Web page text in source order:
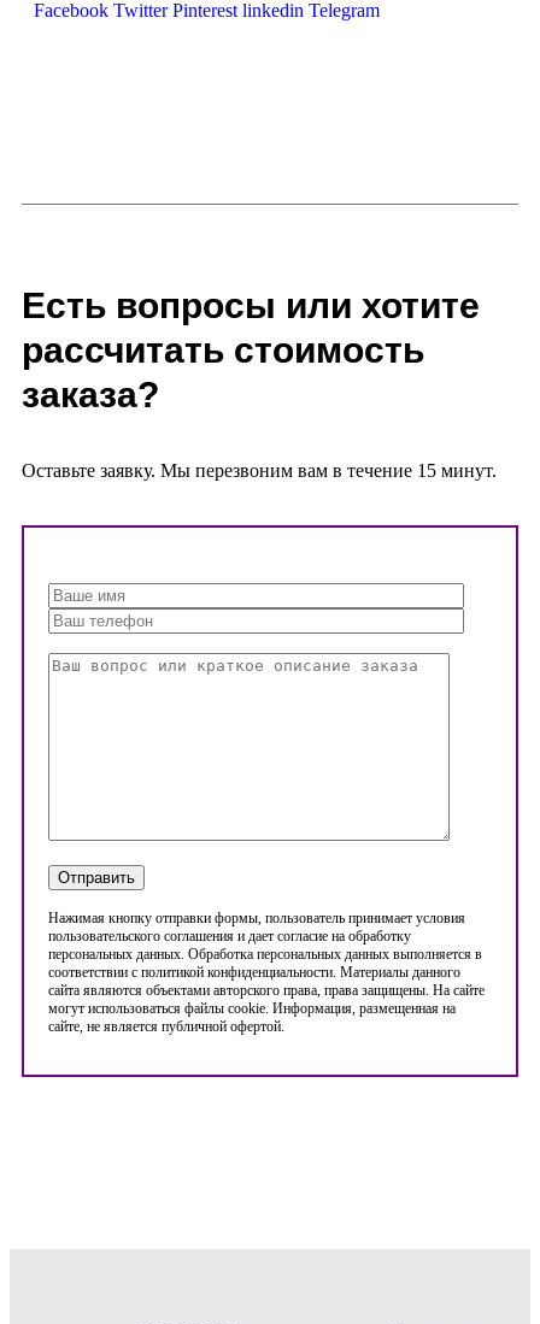
Facebook Twitter Pinterest linkedin Telegram
Есть вопросы или хотите
рассчитать стоимость
заказа?
Оставьте заявку. Мы перезвоним вам в течение 15 минут.
Нажимая кнопку отправки формы, пользователь принимает условия
пользовательского соглашения и дает согласие на обработку
персональных данных. Обработка персональных данных выполняется в
соответствии с политикой конфиденциальности. Материалы данного
сайта являются объектами авторского права, права защищены. На сайте
могут использоваться файлы cookie. Информация, размещенная на
сайте, не является публичной офертой.